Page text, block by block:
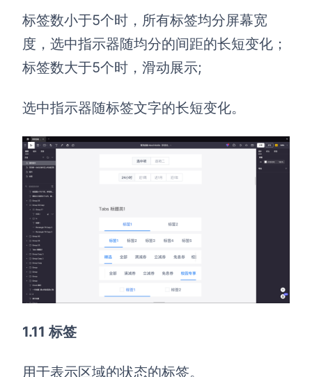
标签数小于5个时，所有标签均分屏幕宽
度，选中指示器随均分的间距的长短变化；
标签数大于5个时，滑动展示;
选中指示器随标签文字的长短变化。
1.11 标签
用于表示区域的状态的标签。